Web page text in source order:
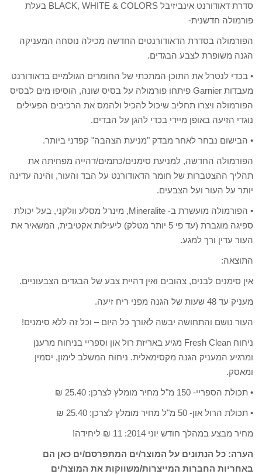
סדרת דאודורנט אינביזיבל BLACK, WHITE & COLORS בעלת
פורמולה חדשנית-
הפורמולה בסדרת הדאודורנטים החדשה מכילה נוסחה המעניקה
הגנה משופרת לצבע הבגדים.
• בכדי לנטרל את התוכן המתכתי של החומרים הגולמיים בדאודורנט
מעבדות Garnier פיתחו פורמולה על בסיס שונה, הוסיפו מים לבסיס
הפורמולה ויצרו תחליב שיכול להכיל ולהמס את הרכיבים הפעילים
נוגדי הזיעה באופן מיידי בכדי להגן על הבדים.
• הבישום נבחר לאחר מבדק "מניעת הצהבה" קפדני ביותר.
הפורמולה החדשה, למניעת סימנים/כתמים/דהייה מפחיתה את
תהליך ההצטברות של חומר הדאודורנט על הבד והעור, והינה עדינה
יותר על העור ועל הצבעים.
• הפורמולה מועשרת ב- Mineralite, מינרל מסלע וולקני, בעל יכולת
ספיגה מוגברת (עד פי 5 יותר מטלק) ליעילות אקטיבית, המשאיר את
העור עדין ורך למגע.
התוצאה:
אין סימנים לבנים, צהובים ואין דהיית צבע של הבגדים הצבעוניים.
מעניק עד 48 שעות של הגנה מפני ריח זיעה.
העור נושם והתחושה יבשה לאורך כל היום – וכל זה ללא סימנים!
ניחוח Fresh Clean מגיע באריזת רול און וספריי בניחוח מרענן
ומרגיע המעניק הגנה מקסימאלית. ניחוח המשלב לימון, יסמין
ומאסק.
• תכולת הספריי- 150 מ"ל מחיר מומלץ לצרכן: 25.40 ₪
• תכולת הרול און- 50 מ"ל מחיר מומלץ לצרכן: 25.40 ₪
מחיר מבצע במהלך חודש יוני 2014: 11 ₪ ליחידה!
הערה: כל הנתונים על המוצר/ים המתפרסם/ים כאן הם
באחריות החברות המייצרות/משווקות את המוצר/ים